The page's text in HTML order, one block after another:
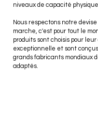
niveaux de capacité
Nous respectons notre
marche, c'est pour tout le
produits sont choisis pour
exceptionnelle et sont
grands fabricants mondiaux
adaptés.